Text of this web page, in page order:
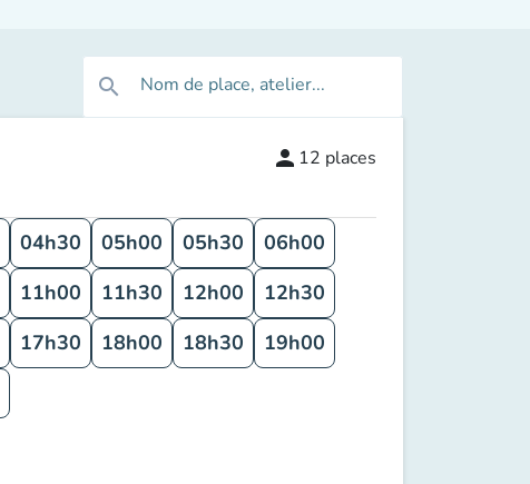
search Nom de place, atelier...
person 12 places
04h30 05h00 05h30
06h00
11h00 11h30 12h00
12h30
17h30 18h00 18h30
19h00